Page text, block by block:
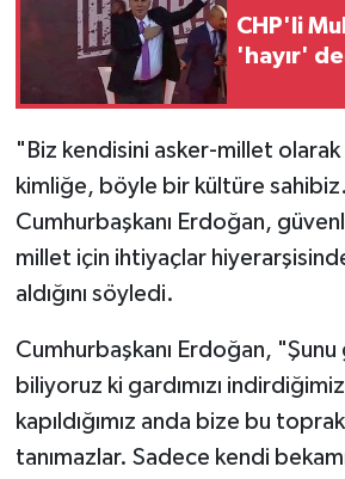
CHP'li
'hayır'
"Biz kendisini asker-millet
kimliğe, böyle bir kültüre
Cumhurbaşkanı Erdoğan,
millet için ihtiyaçlar
aldığını söyledi.
Cumhurbaşkanı Erdoğan,
biliyoruz ki gardımızı
kapıldığımız anda bize bu
tanımazlar. Sadece kendi